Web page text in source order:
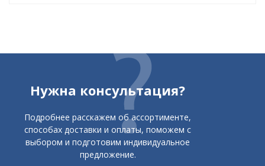
Нужна консультация?
Подробнее расскажем об ассортименте,
способах доставки и оплаты, поможем с
выбором и подготовим индивидуальное
предложение.